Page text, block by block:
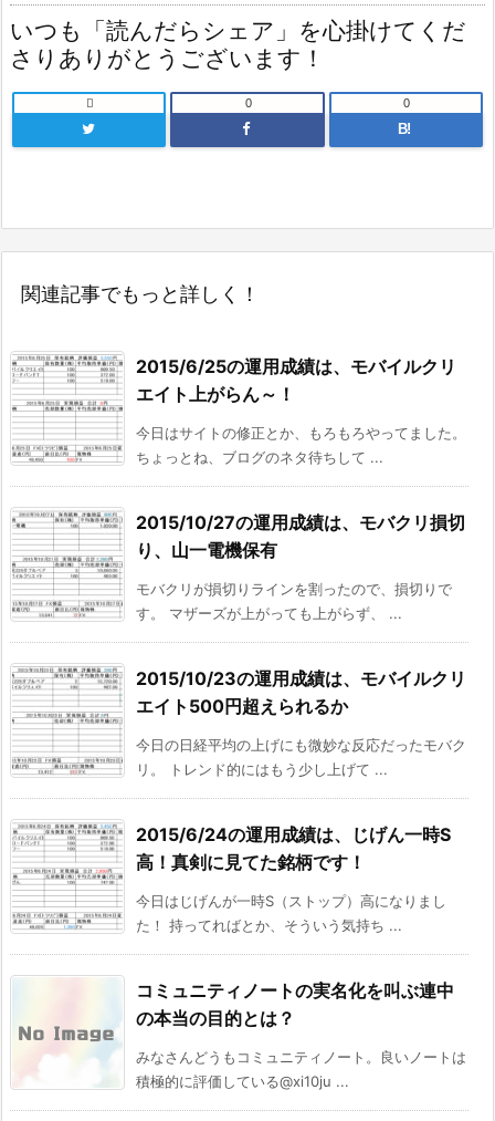
いつも「読んだらシェア」を心掛けてくだ
さりありがとうございます！
 0
B!
0
関連記事でもっと詳しく！
2015/6/25の運用成績は、モバイルクリ
エイト上がらん～！
今日はサイトの修正とか、もろもろやってました。
ちょっとね、ブログのネタ待ちして ...
2015/10/27の運用成績は、モバクリ損切
り、山一電機保有
モバクリが損切りラインを割ったので、損切りで
す。 マザーズが上がっても上がらず、 ...
2015/10/23の運用成績は、モバイルクリ
エイト500円超えられるか
今日の日経平均の上げにも微妙な反応だったモバク
リ。 トレンド的にはもう少し上げて ...
2015/6/24の運用成績は、じげん一時S
高！真剣に見てた銘柄です！
今日はじげんが一時S（ストップ）高になりまし
た！ 持ってればとか、そういう気持ち ...
コミュニティノートの実名化を叫ぶ連中
の本当の目的とは？
みなさんどうもコミュニティノート。良いノートは
積極的に評価している@xi10ju ...